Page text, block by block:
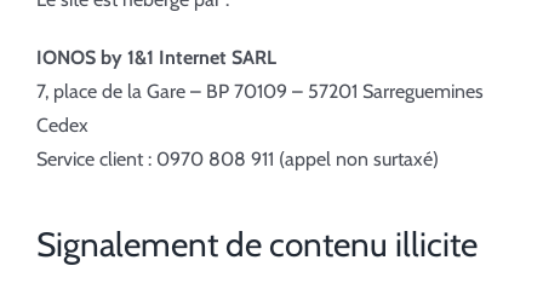
IONOS by 1&1 Internet SARL
7, place de la Gare – BP 70109 – 57201 Sarreguemines
Cedex
Service client : 0970 808 911 (appel non surtaxé)
Signalement de contenu illicite